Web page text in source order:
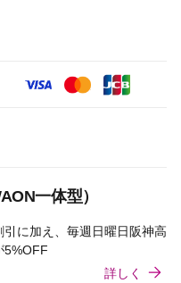
一体型）
引に加え、毎週日曜日阪神高
5%OFF
詳しく